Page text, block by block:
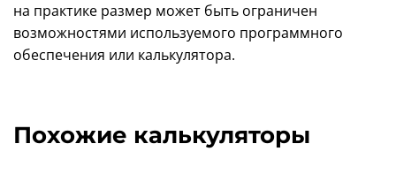
на практике размер может быть ограничен
возможностями используемого программного
обеспечения или калькулятора.
Похожие калькуляторы